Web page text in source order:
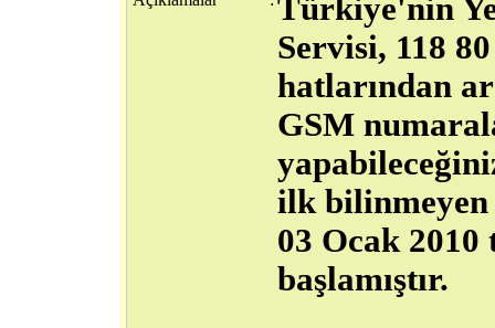
Türkiye'nin
Servisi, 118
hatlarından
GSM
ilk
03 Ocak
başlamıştır.